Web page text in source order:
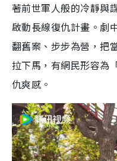
著前世軍人般的冷靜與
啟動長線復仇計畫。劇
翻舊案、步步為營，把
拉下馬，有網民形容為
仇爽感。